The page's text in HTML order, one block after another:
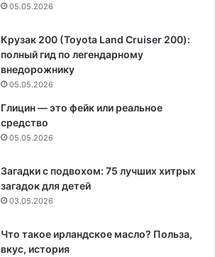
05.05.2026
Крузак 200 (Toyota Land Cruiser 200):
полный гид по легендарному
внедорожнику
05.05.2026
Глицин — это фейк или реальное
средство
05.05.2026
Загадки с подвохом: 75 лучших хитрых
загадок для детей
03.05.2026
Что такое ирландское масло? Польза,
вкус, история